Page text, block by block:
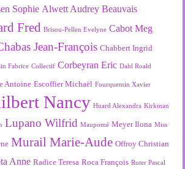
Sophie Alwett Audrey Beauvais
Fred Brisou-Pellen Evelyne Cabot Meg
Jean-François Chabbert Ingrid
Fabrice Collectif Corbeyran Eric Dahl Roald
Antoine Escoffier Michaël Fourquemin Xavier
Nancy Huard Alexandra Kirkman
Lupano Wilfrid Maupomé Meyer Ilona Miss
Murail Marie-Aude Offroy Christian
Anne Radice Teresa Roca François Ruter Pascal